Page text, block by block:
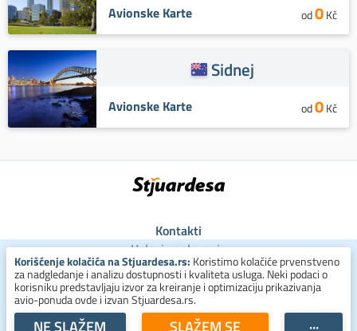
Avionske Karte od0Kč
Sidnej
Avionske Karte od0Kč
Kontakti
Uslovi poslovanja
Uslovi za kolačiće
Zaštita ličnih podataka
+381 800 300 137
Korišćenje kolačića na Stjuardesa.rs: Koristimo kolačiće prvenstveno
za nadgledanje i analizu dostupnosti i kvaliteta usluga. Neki podaci o
korisniku predstavljaju izvor za kreiranje i optimizaciju prikazivanja
avio-ponuda ovde i izvan Stjuardesa.rs.
NE SLAŽEM SLAŽEM SE ···